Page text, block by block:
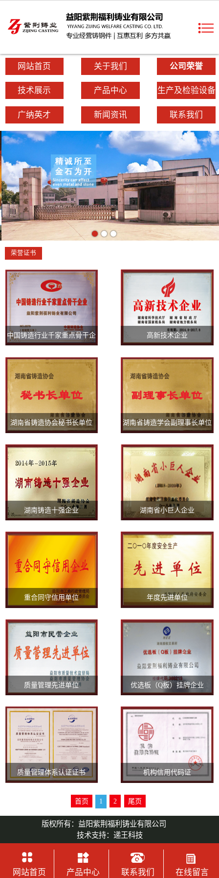
网站首页 关于我们 公司荣誉
技术展示 产品中心 生产及检验设备
广纳英才 新闻资讯 联系我们
荣誉证书
中国铸造行业千家重点骨干企 高新技术企业
湖南省铸造协会秘书长单位 湖南省铸造学会副理事长单位
湖南铸造十强企业 湖南省小巨人企业
重合同守信用单位 年度先进单位
质量管理先进单位 优选板（Q板）挂牌企业
质量管理体系认证证书 机构信用代码证
首页 1 2 尾页
版权所有：益阳紫荆福利铸业有限公司
技术支持： 递王科技
网站首页 产品中心 联系我们 在线留言